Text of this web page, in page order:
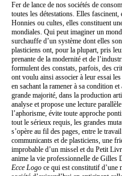
Fer de lance de nos sociétés de
toutes les détestations. Elles
Honnies ou cultes, elles constituent
mondiales. Qui peut imaginer un
surchauffe d’un système dont elles
plasticiens ont, pour la plupart, pris
prenante de la modernité et de
formulent des constats, parfois, des
ont voulu ainsi associer à leur essai
en sachant la ramener à sa condition
grande majorité, dans la production
analyse et propose une lecture
l’aphorisme, évite toute approche
tout le sérieux requis, les grandes
s’opère au fil des pages, entre le
communicants et de plasticiens, une
improbable d’un missel et du Petit
anime la vie professionnelle de Gilles
Ecce Logo ce qui est constitutif d’une